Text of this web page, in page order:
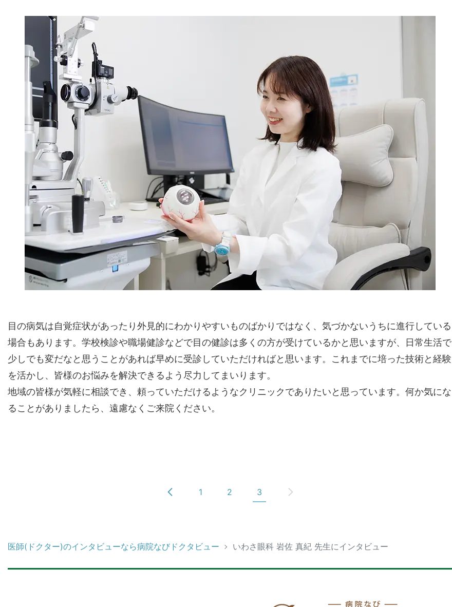
目の病気は自覚症状があったり外見的にわかりやすいものばかりではなく、気づかないうちに進行している
場合もあります。学校検診や職場健診などで目の健診は多くの方が受けているかと思いますが、日常生活で
少しでも変だなと思うことがあれば早めに受診していただければと思います。これまでに培った技術と経験
を活かし、皆様のお悩みを解決できるよう尽力してまいります。
地域の皆様が気軽に相談でき、頼っていただけるようなクリニックでありたいと思っています。何か気にな
ることがありましたら、遠慮なくご来院ください。
1 2 3
医師(ドクター)のインタビューなら病院なびドクタビュー いわさ眼科 岩佐 真紀 先生にインタビュー